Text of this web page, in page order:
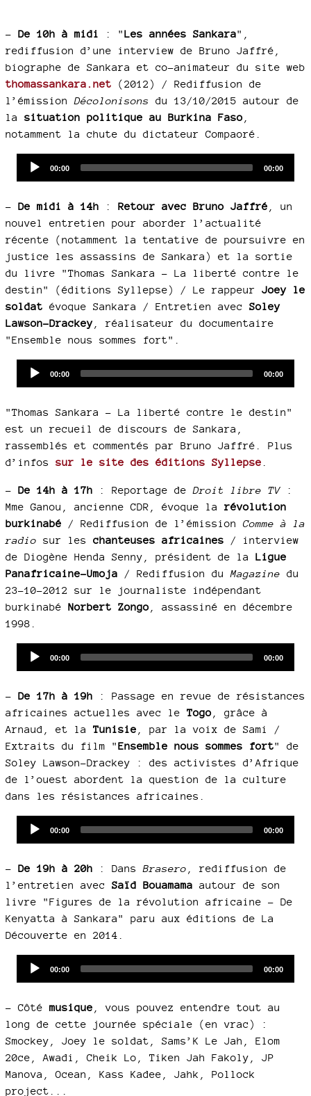
– De 10h à midi : "Les années Sankara",
rediffusion d’une interview de Bruno Jaffré,
biographe de Sankara et co-animateur du site web
thomassankara.net (2012) / Rediffusion de
l’émissionDécolonisons
du 13/10/2015 autour de
la situation politique au Burkina Faso,
notamment la chute du dictateur Compaoré.
Audio
Current
00:00
Total
00:00
– De midi à 14h : Retour avec Bruno Jaffré , un
nouvel entretien pour aborder l’actualité
récente (notamment la tentative de poursuivre en
justice les assassins de Sankara) et la sortie
du livre "Thomas Sankara - La liberté contre le
destin" (éditions Syllepse) / Le rappeur Joey le
soldat évoque Sankara / Entretien avec Soley
Lawson-Drackey, réalisateur du documentaire
"Ensemble nous sommes fort".
Audio
Current
00:00
Total
00:00
"Thomas Sankara - La liberté contre le destin"
est un recueil de discours de Sankara,
rassemblés et commentés par Bruno Jaffré. Plus
d’infos sur le site des éditions Syllepse .
– De 14h à 17h : Reportage deDroit libre TV :
Mme Ganou, ancienne CDR, évoque la révolution
burkinabé / Rediffusion de l’émission Comme à la
radio sur les chanteuses africaines / interview
de Diogène Henda Senny, président de la Ligue
Panafricaine-Umoja / Rediffusion duMagazine du
23-10-2012 sur le journaliste indépendant
burkinabé Norbert Zongo, assassiné en décembre
1998.
Audio
Current
00:00
Total
00:00
– De 17h à 19h : Passage en revue de résistances
africaines actuelles avec le Togo, grâce à
Arnaud, et la Tunisie , par la voix de Sami /
Extraits du film "Ensemble nous sommes fort" de
Soley Lawson-Drackey : des activistes d’Afrique
de l’ouest abordent la question de la culture
dans les résistances africaines.
Audio
Current
00:00
Total
00:00
– De 19h à 20h : DansBrasero , rediffusion de
l’entretien avec Saïd Bouamama autour de son
livre "Figures de la révolution africaine - De
Kenyatta à Sankara" paru aux éditions de La
Découverte en 2014.
Audio
Current
00:00
Total
00:00
– Côté musique , vous pouvez entendre tout au
long de cette journée spéciale (en vrac) :
Smockey, Joey le soldat, Sams’K Le Jah, Elom
20ce, Awadi, Cheik Lo, Tiken Jah Fakoly, JP
Manova, Ocean, Kass Kadee, Jahk, Pollock
project...